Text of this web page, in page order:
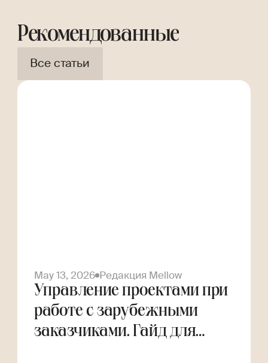
Рекомендованные
Все статьи
May 13, 2026 Редакция Mellow
Управление проектами при
работе с зарубежными
заказчиками. Гайд для